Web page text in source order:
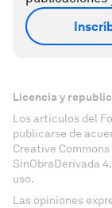
Licencia y
Los artículos del
publicarse de
Creative
SinObraDerivada
uso.
Las opiniones